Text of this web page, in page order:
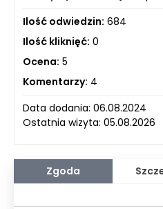
Ilość odwiedzin: 684
Ilość kliknięć: 0
Ocena: 5
Komentarzy: 4
Data dodania: 06.08.2024
Ostatnia wizyta: 05.08.2026
Zgoda